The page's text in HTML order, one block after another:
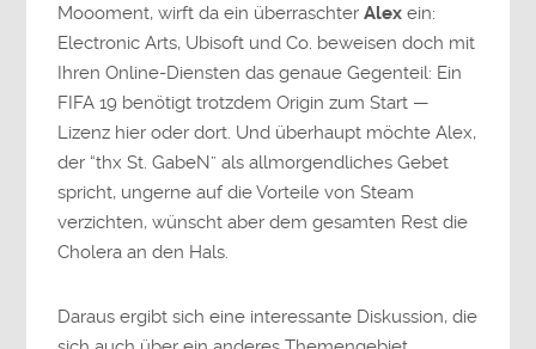
Moooment, wirft da ein überraschterAlex ein:
Electronic Arts, Ubisoft und Co. beweisen doch mit
Ihren Online-Diensten das genaue Gegenteil: Ein
FIFA 19 benötigt trotzdem Origin zum Start —
Lizenz hier oder dort. Und überhaupt möchte Alex,
der “thx St. GabeN” als allmorgendliches Gebet
spricht, ungerne auf die Vorteile von Steam
verzichten, wünscht aber dem gesamten Rest die
Cholera an den Hals.
Daraus ergibt sich eine interessante Diskussion, die